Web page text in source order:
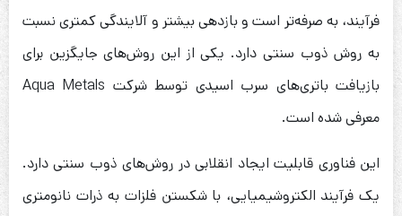
فرآیند، به صرفه‌تر است و بازدهی بیشتر و آلایندگی کمتری نسبت
به روش ذوب سنتی دارد. یکی از این روش‌های جایگزین برای
بازیافت باتری‌های سرب اسیدی توسط شرکت Aqua Metals
معرفی شده است.
این فناوری قابلیت ایجاد انقلابی در روش‌های ذوب سنتی دارد.
یک فرآیند الکتروشیمیایی، با شکستن فلزات به ذرات نانومتری